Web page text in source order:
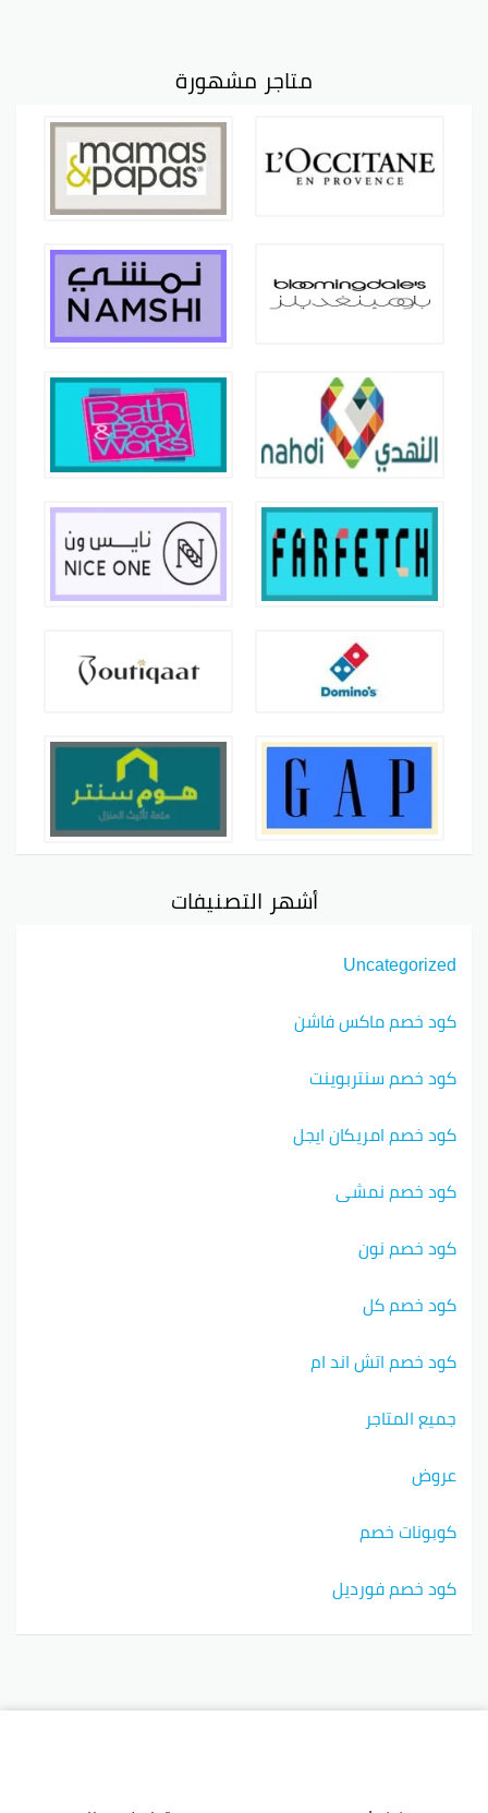
متاجر مشهورة
أشهر التصنيفات
Uncategorized
كود خصم ماكس فاشن
كود خصم سنتربوينت
كود خصم امريكان ايجل
كود خصم نمشي
كود خصم نون
كود خصم كل
كود خصم اتش اند ام
جميع المتاجر
عروض
كوبونات خصم
كود خصم فورديل